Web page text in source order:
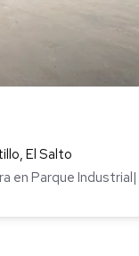
El Salto
en Parque Industrial|